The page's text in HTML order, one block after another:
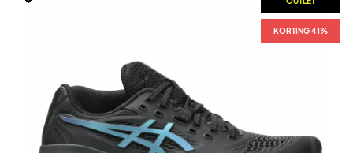
KORTING 41%
KORTING 41%
KORTING 41%
KORTING 41%
KORTING 41%
KORTING 41%
KORTING 41%